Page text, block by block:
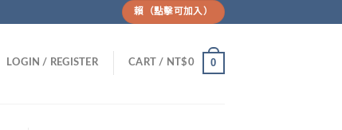
賴（點擊可加入）
LOGIN / REGISTER CART / NT$0 0